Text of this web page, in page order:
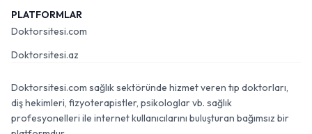
PLATFORMLAR
Doktorsitesi.com
Doktorsitesi.az
Doktorsitesi.com sağlık sektöründe hizmet veren tıp doktorları,
diş hekimleri, fizyoterapistler, psikologlar vb. sağlık
profesyonelleri ile internet kullanıcılarını buluşturan bağımsız bir